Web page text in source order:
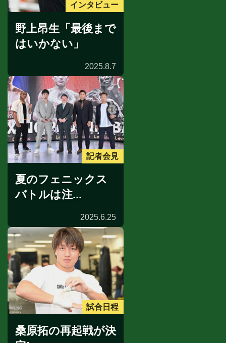
インタビュー
野上昂生「最後まで
はいかない」
2025.8.7
記者会見
夏のフェニックス
バトルは注...
2025.6.25
試合日程
桑原拓の再起戦が決